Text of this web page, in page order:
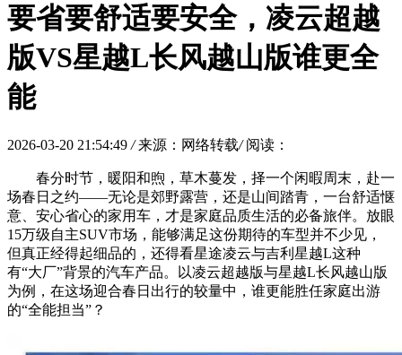
要省要舒适要安全，凌云超越
版VS星越L长风越山版谁更全
能
2026-03-20 21:54:49/ 来源：网络转载/ 阅读：
春分时节，暖阳和煦，草木蔓发，择一个闲暇周末，赴一
场春日之约——无论是郊野露营，还是山间踏青，一台舒适惬
意、安心省心的家用车，才是家庭品质生活的必备旅伴。放眼
15万级自主SUV市场，能够满足这份期待的车型并不少见，
但真正经得起细品的，还得看星途凌云与吉利星越L这种
有“大厂”背景的汽车产品。以凌云超越版与星越L长风越山版
为例，在这场迎合春日出行的较量中，谁更能胜任家庭出游
的“全能担当”？